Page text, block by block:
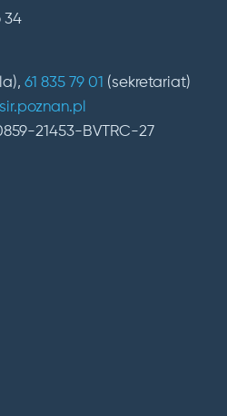
34
61 835 79 01 (sekretariat)
21453-BVTRC-27
FacebookYouTube
w serwisie Instagram